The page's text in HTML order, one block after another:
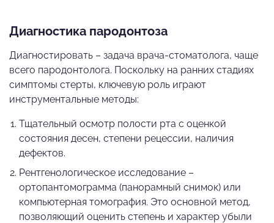
Диагностика пародонтоза
Диагностировать – задача врача-стоматолога, чаще
всего пародонтолога. Поскольку на ранних стадиях
симптомы стерты, ключевую роль играют
инструментальные методы:
Тщательный осмотр полости рта с оценкой
состояния десен, степени рецессии, наличия
дефектов.
Рентгенологическое исследование –
ортопантомограмма (панорамный снимок) или
компьютерная томография. Это основной метод,
позволяющий оценить степень и характер убыли